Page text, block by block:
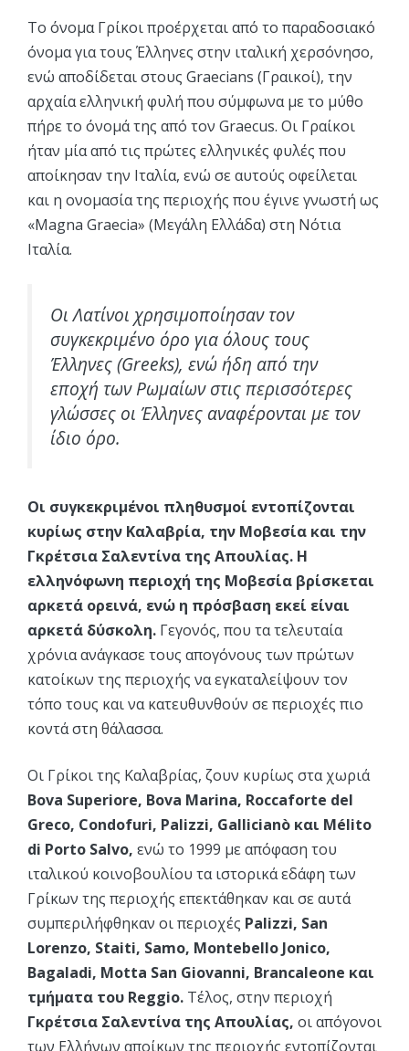
Το όνομα Γρίκοι προέρχεται από το παραδοσιακό
όνομα για τους Έλληνες στην ιταλική χερσόνησο,
ενώ αποδίδεται στους Graecians (Γραικοί), την
αρχαία ελληνική φυλή που σύμφωνα με το μύθο
πήρε το όνομά της από τον Graecus. Οι Γραίκοι
ήταν μία από τις πρώτες ελληνικές φυλές που
αποίκησαν την Ιταλία, ενώ σε αυτούς οφείλεται
και η ονομασία της περιοχής που έγινε γνωστή ως
«Magna Graecia» (Μεγάλη Ελλάδα) στη Νότια
Ιταλία.
Οι Λατίνοι χρησιμοποίησαν τον
συγκεκριμένο όρο για όλους τους
Έλληνες (Greeks), ενώ ήδη από την
εποχή των Ρωμαίων στις περισσότερες
γλώσσες οι Έλληνες αναφέρονται με τον
ίδιο όρο.
Οι συγκεκριμένοι πληθυσμοί εντοπίζονται
κυρίως στην Καλαβρία, την Μοβεσία και την
Γκρέτσια Σαλεντίνα της Απουλίας. Η
ελληνόφωνη περιοχή της Μοβεσία βρίσκεται
αρκετά ορεινά, ενώ η πρόσβαση εκεί είναι
αρκετά δύσκολη. Γεγονός, που τα τελευταία
χρόνια ανάγκασε τους απογόνους των πρώτων
κατοίκων της περιοχής να εγκαταλείψουν τον
τόπο τους και να κατευθυνθούν σε περιοχές πιο
κοντά στη θάλασσα.
Οι Γρίκοι της Καλαβρίας, ζουν κυρίως στα χωριά
Bova Superiore, Bova Marina, Roccaforte del
Greco, Condofuri, Palizzi, Gallicianò και Mélito
di Porto Salvo, ενώ το 1999 με απόφαση του
ιταλικού κοινοβουλίου τα ιστορικά εδάφη των
Γρίκων της περιοχής επεκτάθηκαν και σε αυτά
συμπεριλήφθηκαν οι περιοχές Palizzi, San
Lorenzo, Staiti, Samo, Montebello Jonico,
Bagaladi, Motta San Giovanni, Brancaleone και
τμήματα του Reggio. Τέλος, στην περιοχή
Γκρέτσια Σαλεντίνα της Απουλίας, οι απόγονοι
των Ελλήνων αποίκων της περιοχής εντοπίζονται